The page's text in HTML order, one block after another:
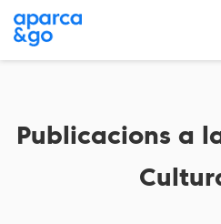
Publicacions a